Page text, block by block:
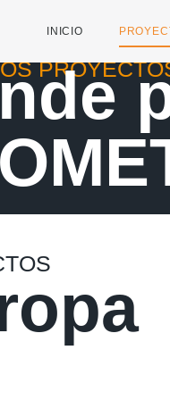
INICIO